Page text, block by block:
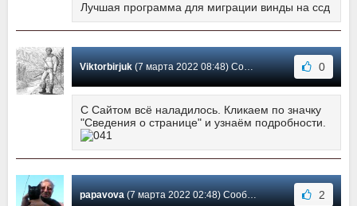
Лучшая программа для миграции винды на ссд
Viktorbirjuk(7 марта 2022 08:48) Сообщение #486 0
С Сайтом всё наладилось. Кликаем по значку
"Сведения о странице" и узнаём подробности.
papavova(7 марта 2022 02:48) Сообщение #485 2